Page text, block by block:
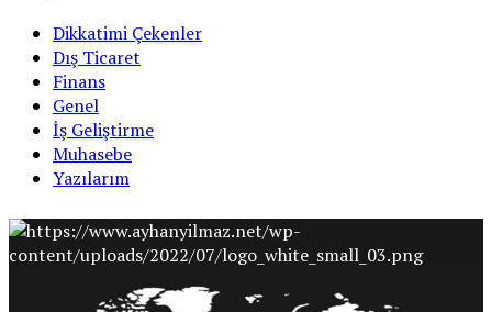
Dikkatimi Çekenler
Dış Ticaret
Finans
Genel
İş Geliştirme
Muhasebe
Yazılarım